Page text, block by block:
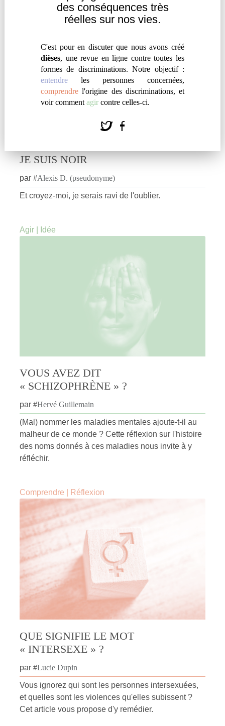
desconséquences très
réelles sur nos vies.
C'est pour en discuter que nous avons créé
dièses, une revue en ligne contre toutes les
formes de discriminations. Notre objectif :
entendre les personnes concernées,
comprendre l'origine des discriminations, et
voir comment agir contre celles-ci.
Témoignage
JE SUIS NOIR
par #Alexis D. (pseudonyme)
Et croyez-moi, je serais ravi de l'oublier.
Agir Idée
VOUS AVEZ DIT
« SCHIZOPHRÈNE » ?
par #Hervé Guillemain
(Mal) nommer les maladies mentales ajoute-t-il au
malheur de ce monde ? Cette réflexion sur l'histoire
des noms donnés à ces maladies nous invite à y
réfléchir.
Comprendre Réflexion
QUE SIGNIFIE LE MOT
« INTERSEXE » ?
par #Lucie Dupin
Vous ignorez qui sont les personnes intersexuées,
et quelles sont les violences qu'elles subissent ?
Cet article vous propose d'y remédier.